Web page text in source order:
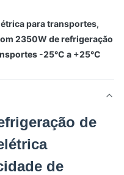
para transportes,
2350W de refrigeração
-25°C a +25°C
de
de